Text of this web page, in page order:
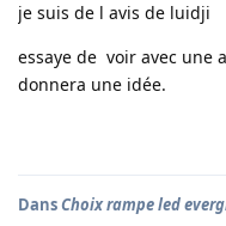
je suis de l avis de luidji
essaye de voir avec une
donnera une idée.
DansChoix rampe led